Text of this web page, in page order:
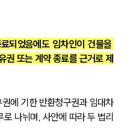
되었음에도 임차인이 건물을
권 또는 계약 종료를 근거로 제
에 기한 반환청구권과 임대차
나뉘며, 사안에 따라 두 법리